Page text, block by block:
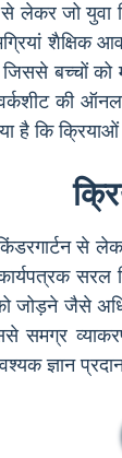
लेकर जो युवा
शैक्षिक
बच्चों
की
है कि
जोड़ने जैसे
व्याकरण
ज्ञान